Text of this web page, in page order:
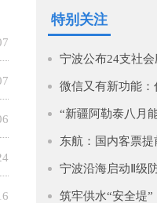
特别关注
宁波公布24支社
东航：国内客票
宁波沿海启动Ⅱ级